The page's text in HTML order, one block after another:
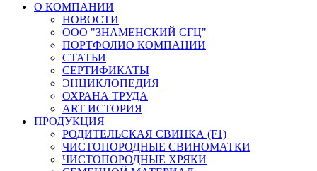
О КОМПАНИИ
НОВОСТИ
ООО "ЗНАМЕНСКИЙ СГЦ"
ПОРТФОЛИО КОМПАНИИ
СТАТЬИ
СЕРТИФИКАТЫ
ЭНЦИКЛОПЕДИЯ
ОХРАНА ТРУДА
ART ИСТОРИЯ
ПРОДУКЦИЯ
РОДИТЕЛЬСКАЯ СВИНКА (F1)
ЧИСТОПОРОДНЫЕ СВИНОМАТКИ
ЧИСТОПОРОДНЫЕ ХРЯКИ